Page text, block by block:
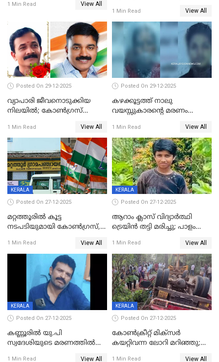
1 Min Read View All
പിഴ
1 Min Read View All
Posted On 29-12-2025
വ്യാപാരി ജീവനൊടുക്കിയ
നിലയില്‍; കോണ്‍ഗ്രസ്
മാനസികപീഡനമെന്ന് കുറിപ്പ്
1 Min Read View All
Posted On 29-12-2025
കഴക്കൂട്ടത്ത് നാലു
വയസ്സുകാരന്റെ മരണം
സുഹൃത്തും പൊലീസ്
കസ്റ്റഡിയിൽ
1 Min Read View All
KERALA
Posted On 27-12-2025
മറ്റത്തൂരിൽ കൂട്ട
നടപടിയുമായി കോണ്‍ഗ്രസ്,
എട്ട് പേര്‍ ഉള്‍പ്പെടെ
പത്തുപേരെ പുറത്താക്കി,
ചൊവ്വന്നൂരിലും നടപടി
1 Min Read View All
KERALA
Posted On 27-12-2025
ആറാം ക്ലാസ് വിദ്യാർത്ഥി
ട്രെയിൻ തട്ടി മരിച്ചു; പാളം
അപകടം മലപ്പുറത്ത്
1 Min Read View All
KERALA
Posted On 27-12-2025
കണ്ണൂരിൽ യു.പി
സ്വദേശിയുടെ മരണത്തിൽ
1 Min Read View All
KERALA
Posted On 27-12-2025
കോണ്‍ക്രീറ്റ് മിക്‌സര്‍
കയറ്റിവന്ന ലോറി മറിഞ്ഞു;
1 Min Read View All